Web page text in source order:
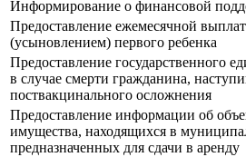
Информирование о финансовой
Предоставление ежемесячной
(усыновлением) первого ребенка
Предоставление государственного
в случае смерти гражданина,
поствакцинального осложнения
Предоставление информации об
имущества, находящихся в
предназначенных для сдачи в аренду